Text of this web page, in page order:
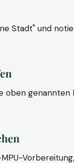
Stadt" und
genannten
Vorbereitung,